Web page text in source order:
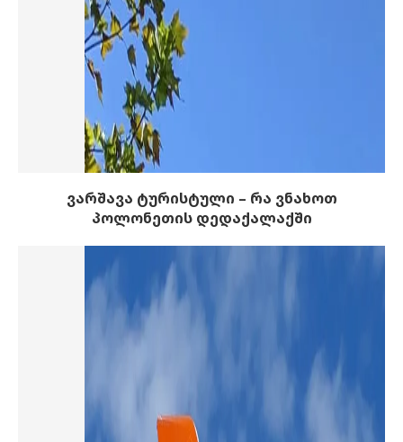
ვარშავა ტურისტული – რა ვნახოთ
პოლონეთის დედაქალაქში